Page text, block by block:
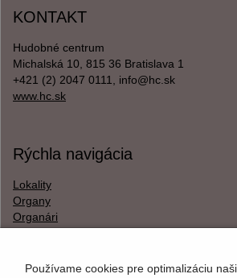
KONTAKT
Hudobné centrum
Michalská 10, 815 36 Bratislava 1
+421 (2) 2047 0111, info@hc.sk
www.hc.sk
Rýchla navigácia
Lokality
Organy
Organári
Používame cookies pre optimalizáciu